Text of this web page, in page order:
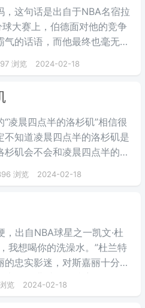
这句话是出自于NBA名宿拉
大赛上，伯德面对他的竞争
的话语，而他最终也毫无悬
浏览 2024-02-18
凌晨四点半的洛杉矶”相信很
不知道凌晨四点半的洛杉矶是
矶会不会和凌晨四点半的北
浏览 2024-02-18
出自NBA球星之一凯文·杜
我想喝你的洗澡水。”杜兰特
忠实影迷，对斯嘉丽十分痴
示：“斯嘉丽，我想喝你的
览 2024-02-18